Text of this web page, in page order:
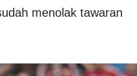
menolak tawaran